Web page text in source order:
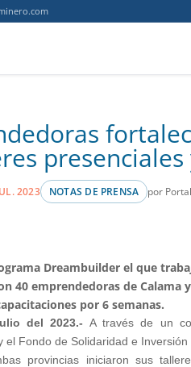
2023 NOTAS DE PRENSA por
Dreambuilder el que
40 emprendedoras de Calama
por 6 semanas.
del 2023.- A través de un
el Fondo de Solidaridad e Inversión
provincias iniciaron sus